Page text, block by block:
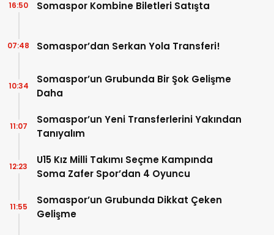
Somaspor Kombine Biletleri Satışta
16:50
Somaspor’dan Serkan Yola Transferi!
07:48
Somaspor’un Grubunda Bir Şok Gelişme
Daha
10:34
Somaspor’un Yeni Transferlerini Yakından
Tanıyalım
11:07
U15 Kız Milli Takımı Seçme Kampında
Soma Zafer Spor’dan 4 Oyuncu
12:23
Somaspor’un Grubunda Dikkat Çeken
Gelişme
11:55